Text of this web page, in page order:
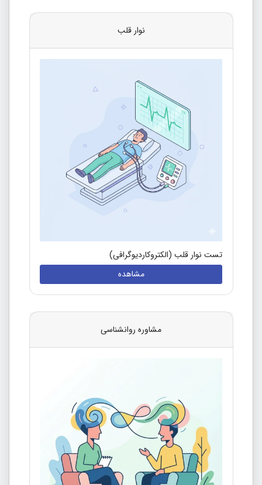
نوار قلب
تست نوار قلب (الکتروکاردیوگرافی)
مشاهده
مشاوره روانشناسی